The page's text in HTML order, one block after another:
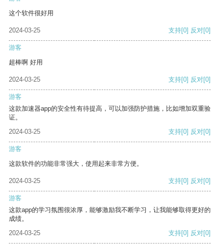
这个软件很好用
2024-03-25 支持[0] 反对[0]
游客
超棒啊 好用
2024-03-25 支持[0] 反对[0]
游客
这款加速器app的安全性有待提高，可以加强防护措施，比如增加双重验
证。
2024-03-25
支持[0] 反对[0]
游客
这款软件的功能非常强大，使用起来非常方便。
2024-03-25 支持[0] 反对[0]
游客
这款app的学习氛围很浓厚，能够激励我不断学习，让我能够取得更好的
成绩。
2024-03-25
支持[0] 反对[0]